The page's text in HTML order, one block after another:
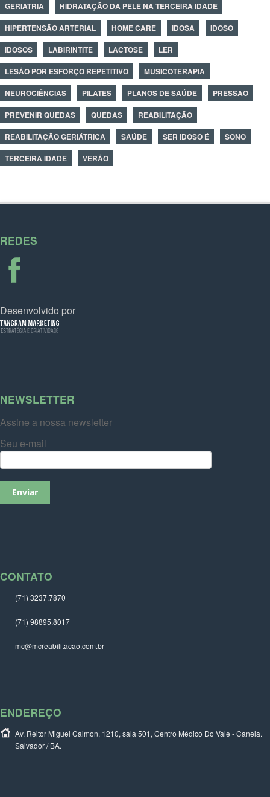
GERIATRIA
HIDRATAÇÃO DA PELE NA TERCEIRA IDADE
HIPERTENSÃO ARTERIAL
HOME CARE IDOSA
IDOSO
IDOSOS
LABIRINTITE LACTOSE
LER
LESÃO POR ESFORÇO REPETITIVO
MUSICOTERAPIA
NEUROCIÊNCIAS
PILATES PLANOS DE SAÚDE
PRESSAO
PREVENIR QUEDAS
QUEDAS
REABILITAÇÃO
REABILITAÇÃO GERIÁTRICA
SAÚDE SER IDOSO É
SONO
TERCEIRA IDADE
VERÃO
REDES
Desenvolvido por
NEWSLETTER
Assine a nossa newsletter
Seu e-mail
CONTATO
(71) 3237.7870
(71) 98895.8017
mc@mcreabilitacao.com.br
ENDEREÇO
Av. Reitor Miguel Calmon, 1210, sala 501, Centro Médico Do Vale - Canela.
Salvador / BA.